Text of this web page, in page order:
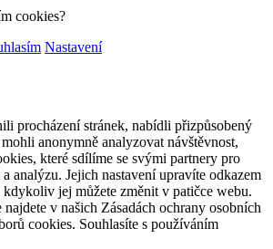
cookies?
Nastavení
procházení stránek, nabídli přizpůsobený
anonymně analyzovat návštěvnost,
které sdílíme se svými partnery pro
analýzu. Jejich nastavení upravíte odkazem
jej můžete změnit v patičce webu.
v našich Zásadách ochrany osobních
cookies. Souhlasíte s používáním